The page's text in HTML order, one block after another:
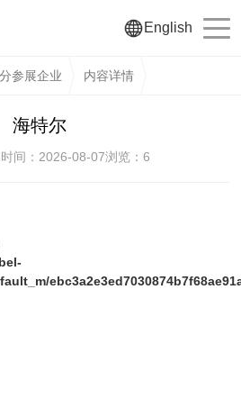
English
参展企业 内容详情
海特尔
时间：2026-08-07浏览：6